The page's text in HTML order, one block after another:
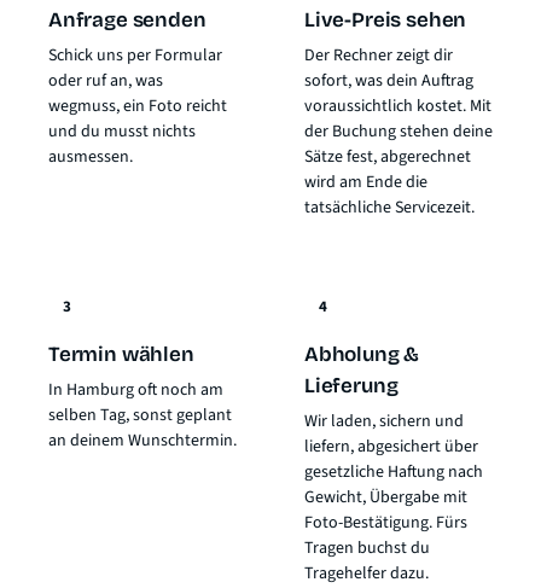
Anfrage senden
Schick uns per Formular
oder ruf an, was
wegmuss, ein Foto reicht
und du musst nichts
ausmessen.
Live-Preis sehen
Der Rechner zeigt dir
sofort, was dein Auftrag
voraussichtlich kostet. Mit
der Buchung stehen deine
Sätze fest, abgerechnet
wird am Ende die
tatsächliche Servicezeit.
3
Termin wählen
In Hamburg oft noch am
selben Tag, sonst geplant
an deinem Wunschtermin.
4
Abholung &
Lieferung
Wir laden, sichern und
liefern, abgesichert über
gesetzliche Haftung nach
Gewicht, Übergabe mit
Foto-Bestätigung. Fürs
Tragen buchst du
Tragehelfer dazu.